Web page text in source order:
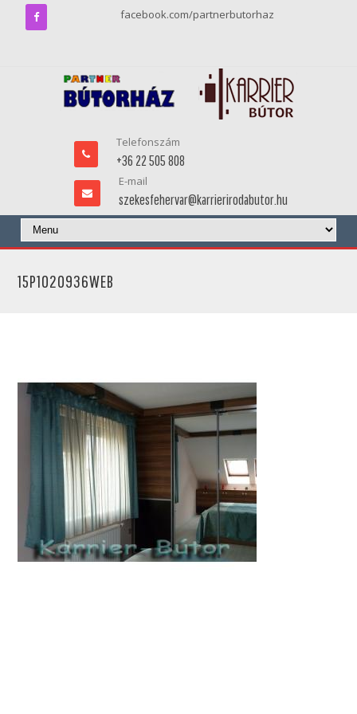
facebook.com/partnerbutorhaz
Telefonszám
+36 22 505 808
E-mail
szekesfehervar@karrierirodabutor.hu
15P1020936WEB